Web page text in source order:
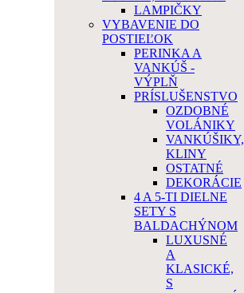
LAMPIČKY
VYBAVENIE DO
POSTIEĽOK
PERINKA A
VANKÚŠ -
VÝPLŇ
PRÍSLUŠENSTVO
OZDOBNÉ
VOLÁNIKY
VANKÚŠIKY,
KLINY
OSTATNÉ
DEKORÁCIE
4 A 5-TI DIELNE
SETY S
BALDACHÝNOM
LUXUSNÉ
A
KLASICKÉ,
S